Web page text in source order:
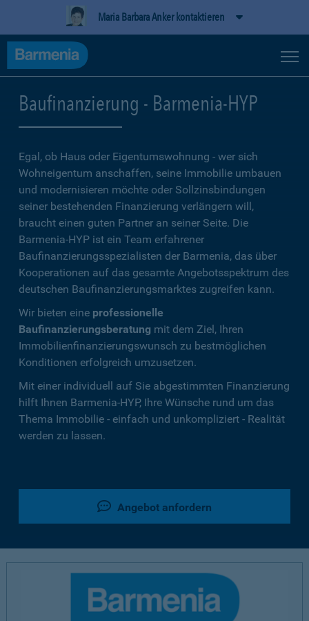
Maria Barbara Anker kontaktieren
Baufinanzierung - Barmenia-HYP
Egal, ob Haus oder Eigentumswohnung - wer sich
Wohneigentum anschaffen, seine Immobilie umbauen
und modernisieren möchte oder Sollzinsbindungen
seiner bestehenden Finanzierung verlängern will,
braucht einen guten Partner an seiner Seite. Die
Barmenia-HYP ist ein Team erfahrener
Baufinanzierungsspezialisten der Barmenia, das über
Kooperationen auf das gesamte Angebotsspektrum des
deutschen Baufinanzierungsmarktes zugreifen kann.
Wir bieten eine professionelle
Baufinanzierungsberatung mit dem Ziel, Ihren
Immobilienfinanzierungswunsch zu bestmöglichen
Konditionen erfolgreich umzusetzen.
Mit einer individuell auf Sie abgestimmten Finanzierung
hilft Ihnen Barmenia-HYP, Ihre Wünsche rund um das
Thema Immobilie - einfach und unkompliziert - Realität
werden zu lassen.
Angebot anfordern